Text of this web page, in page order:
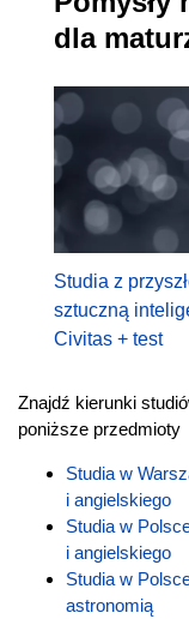
dla
Studia z
sztuczną
Civitas + test
Znajdź kierunki
poniższe przedmioty
Studia w
i angielskiego
Studia w
i angielskiego
Studia w
astronomią